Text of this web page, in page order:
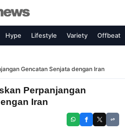
Hype Lifestyle Variety Offbeat
Gencatan Senjata dengan Iran
Perpanjangan
Iran